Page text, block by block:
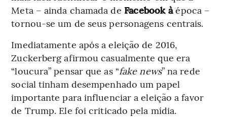
Meta – ainda chamada de Facebook àépoca –
tornou-se um de seus personagens centrais.
Imediatamente após a eleição de 2016,
Zuckerberg afirmou casualmente que era
“loucura” pensar que as “fake news” na rede
social tinham desempenhado um papel
importante para influenciar a eleição a favor
de Trump. Ele foi criticado pela mídia.